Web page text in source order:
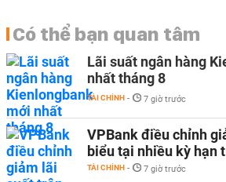
Có thể bạn quan tâm
Lãi suất ngân hàng
nhất tháng 8
TÀI CHÍNH - 7 giờ trước
VPBank điều chỉnh
biểu tại nhiều kỳ hạn
TÀI CHÍNH - 7 giờ trước